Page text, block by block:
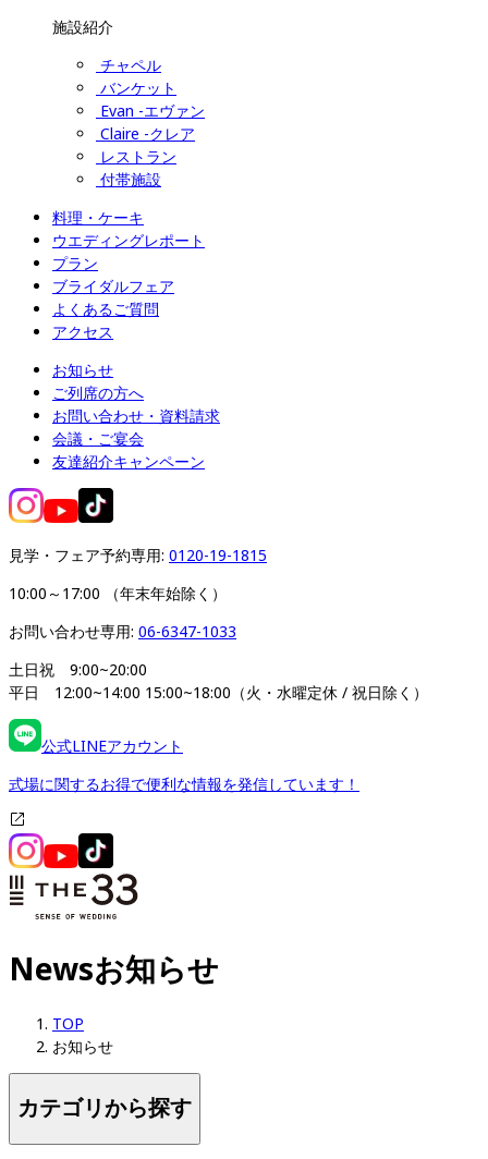
施設紹介
チャペル
バンケット
Evan -エヴァン
Claire -クレア
レストラン
付帯施設
料理・ケーキ
ウエディングレポート
プラン
ブライダルフェア
よくあるご質問
アクセス
お知らせ
ご列席の方へ
お問い合わせ・資料請求
会議・ご宴会
友達紹介キャンペーン
見学・フェア予約専用: 0120-19-1815
10:00～17:00 （年末年始除く）
お問い合わせ専用: 06-6347-1033
土日祝　9:00~20:00
平日　12:00~14:00 15:00~18:00（火・水曜定休 / 祝日除く）
公式LINEアカウント
式場に関するお得で便利な情報を発信しています！
Newsお知らせ
TOP
お知らせ
カテゴリから探す